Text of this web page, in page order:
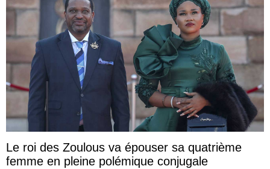
Le roi des Zoulous va épouser sa quatrième
femme en pleine polémique conjugale